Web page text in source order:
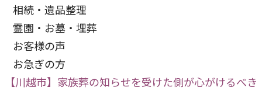
相続・遺品整理
霊園・お墓・埋葬
お客様の声
お急ぎの方
【川越市】家族葬の知らせを受けた側が心がけるべき